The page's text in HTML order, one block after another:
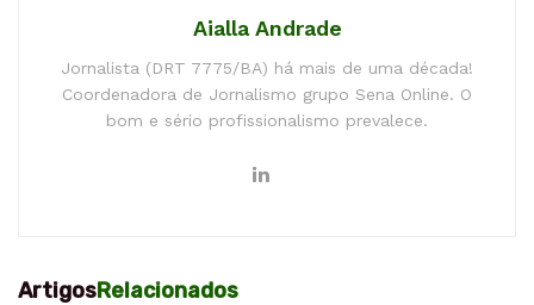
Aialla Andrade
Jornalista (DRT 7775/BA) há mais de uma década!
Coordenadora de Jornalismo grupo Sena Online. O
bom e sério profissionalismo prevalece.
ArtigosRelacionados